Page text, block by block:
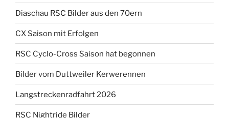
Diaschau RSC Bilder aus den 70ern
CX Saison mit Erfolgen
RSC Cyclo-Cross Saison hat begonnen
Bilder vom Duttweiler Kerwerennen
Langstreckenradfahrt 2026
RSC Nightride Bilder